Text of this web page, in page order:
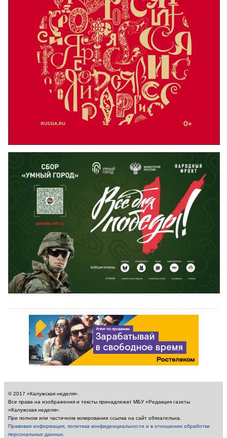
© 2017 «Калужская неделя».
Все права на изображения и тексты принадлежат МБУ «Редакция газеты
«Калужская неделя».
При полном или частичном копировании ссылка на сайт обязательна.
Правовая информация, политика конфиденциальности и в отношении обработки
персональных данных